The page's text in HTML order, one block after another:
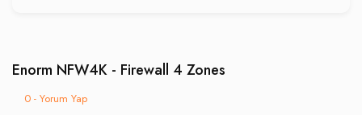
Enorm NFW4K - Firewall 4 Zones
0 - Yorum Yap